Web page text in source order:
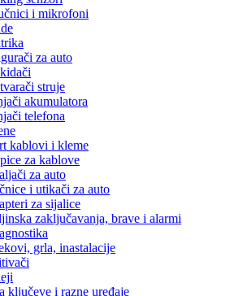
i mikrofoni
za auto
struje
akumulatora
telefona
kablovi i kleme
za kablove
za auto
i utikači za auto
za sijalice
zaključavanja, brave i alarmi
grla, inastalacije
ključeve i razne uređaje